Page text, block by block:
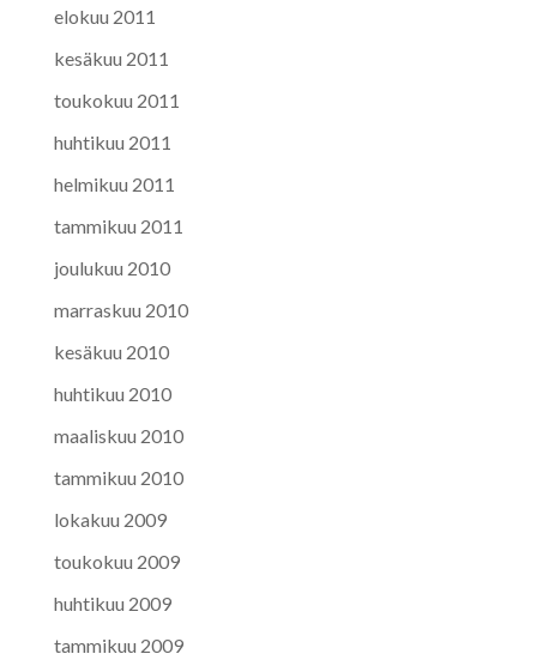
elokuu 2011
kesäkuu 2011
toukokuu 2011
huhtikuu 2011
helmikuu 2011
tammikuu 2011
joulukuu 2010
marraskuu 2010
kesäkuu 2010
huhtikuu 2010
maaliskuu 2010
tammikuu 2010
lokakuu 2009
toukokuu 2009
huhtikuu 2009
tammikuu 2009